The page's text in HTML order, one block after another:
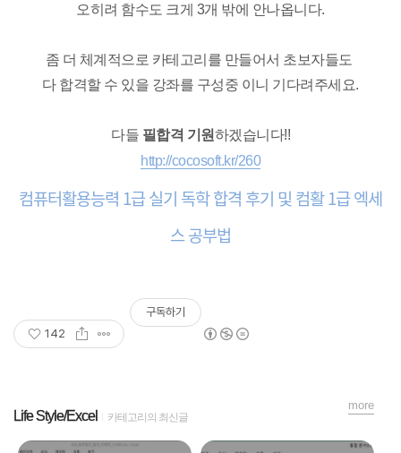
오히려 함수도 크게 3개 밖에 안나옵니다.
좀 더 체계적으로 카테고리를 만들어서 초보자들도
다 합격할 수 있을 강좌를 구성중 이니 기다려주세요.
다들 필합격 기원하겠습니다!!
http://cocosoft.kr/260
컴퓨터활용능력 1급 실기 독학 합격 후기 및 컴활 1급 엑세
스 공부법
142
구독하기
Life Style/Excel 카테고리의 최신글
more